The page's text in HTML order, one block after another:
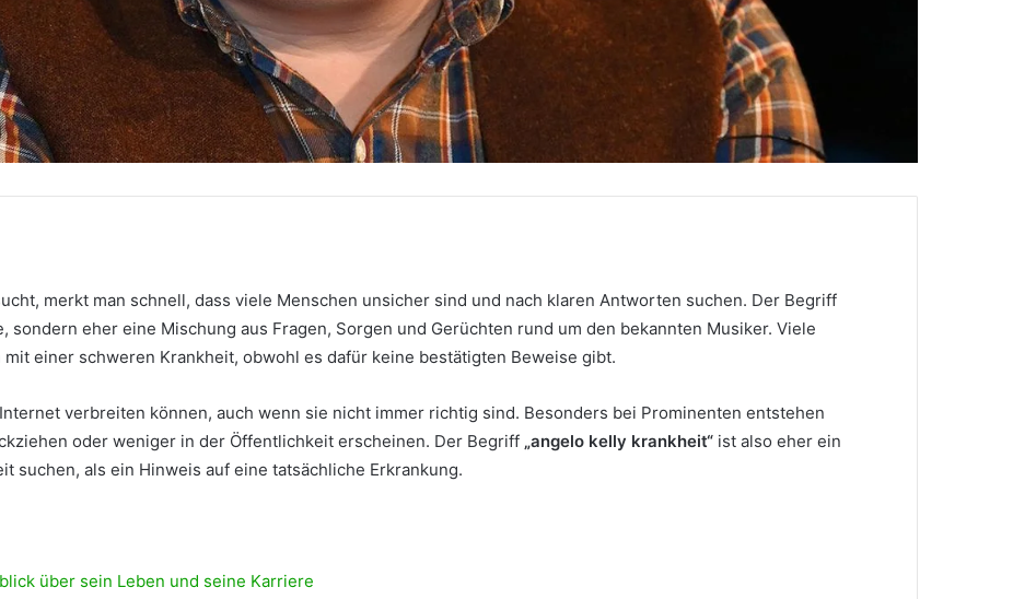
merkt man schnell, dass viele Menschen unsicher sind und nach klaren Antworten suchen. Der Begriff
eher eine Mischung aus Fragen, Sorgen und Gerüchten rund um den bekannten Musiker. Viele
einer schweren Krankheit, obwohl es dafür keine bestätigten Beweise gibt.
verbreiten können, auch wenn sie nicht immer richtig sind. Besonders bei Prominenten entstehen
oder weniger in der Öffentlichkeit erscheinen. Der Begriff „angelo kelly krankheit“ ist also eher ein
suchen, als ein Hinweis auf eine tatsächliche Erkrankung.
über sein Leben und seine Karriere